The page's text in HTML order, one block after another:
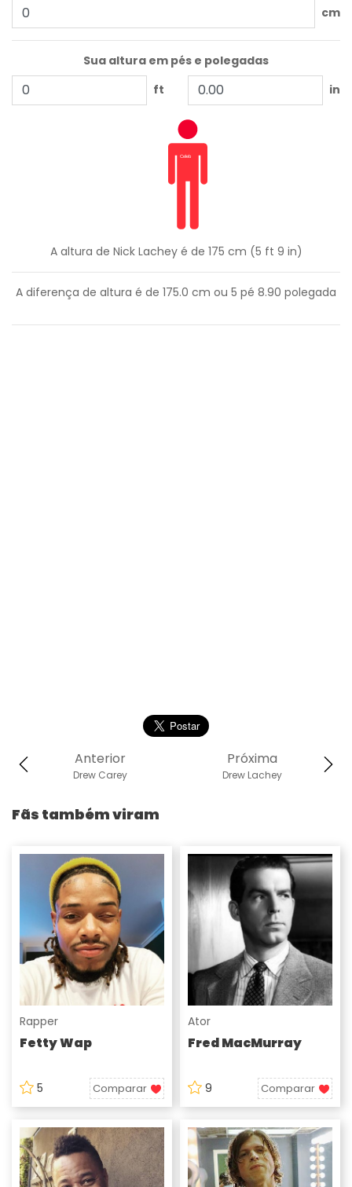
cm
Sua altura em pés e polegadas
ft
in
A altura de Nick Lachey é de 175 cm (5 ft 9 in)
A diferença de altura é de 175.0 cm ou 5 pé 8.90 polegada
Próxima
Drew Lachey
Anterior
Drew Carey
Fãs também viram
Rapper
Fetty Wap
5 Comparar
Ator
Fred MacMurray
9 Comparar